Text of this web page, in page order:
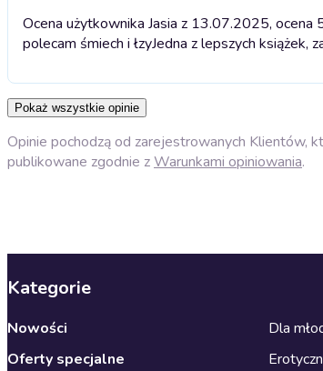
Ocena użytkownika Jasia z 13.07.2025, ocena
polecam śmiech i łzyJedna z lepszych książek,
Pokaż wszystkie opinie
Opinie pochodzą od zarejestrowanych Klientów,
publikowane zgodnie zWarunkami opiniowania.
Kategorie
Nowości
Oferty specjalne
Dla